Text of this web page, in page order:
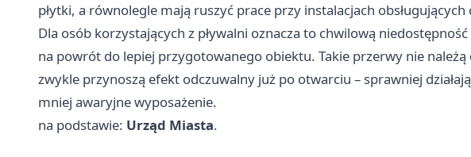
płytki, a równolegle mają ruszyć prace przy instalacjach obsługujących
Dla osób korzystających z pływalni oznacza to chwilową
na powrót do lepiej przygotowanego obiektu. Takie przerwy nie
zwykle przynoszą efekt odczuwalny już po otwarciu – sprawniej
mniej awaryjne wyposażenie.
na podstawie: Urząd Miasta.